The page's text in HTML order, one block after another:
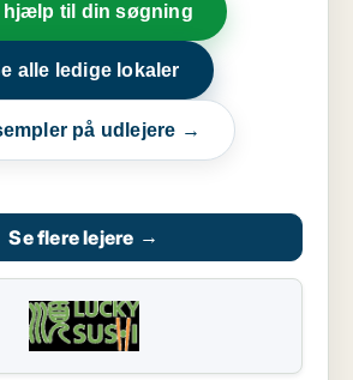
hjælp til din søgning
alle ledige lokaler
på udlejere →
Se flere lejere →